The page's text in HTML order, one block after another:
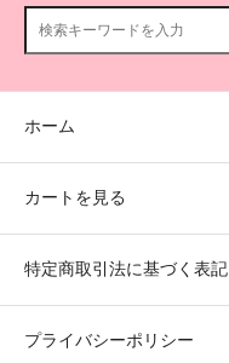
ホーム
カートを見る
特定商取引法に基づく表記
プライバシーポリシー